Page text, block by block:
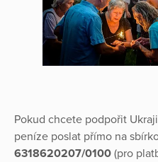
Pokud chcete podpořit
peníze poslat přímo na
6318620207/0100 (pro